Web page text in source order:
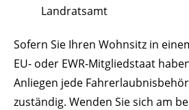
Landratsamt
Sofern Sie Ihren Wohnsitz in
EU- oder EWR-Mitgliedstaat
Anliegen jede
zuständig. Wenden Sie sich am